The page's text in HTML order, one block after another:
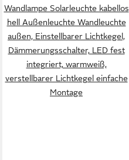
Wandlampe Solarleuchte kabellos
hell Außenleuchte Wandleuchte
außen, Einstellbarer Lichtkegel,
Dämmerungsschalter, LED fest
integriert, warmweiß,
verstellbarer Lichtkegel einfache
Montage